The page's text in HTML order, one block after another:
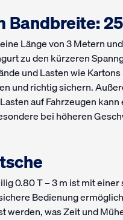
Bandbreite:
Länge von 3 Metern
zu den kürzeren
und Lasten wie
und richtig sichern.
auf Fahrzeugen
bei höheren
0.80 T – 3 m ist mit
Bedienung
werden, was Zeit und